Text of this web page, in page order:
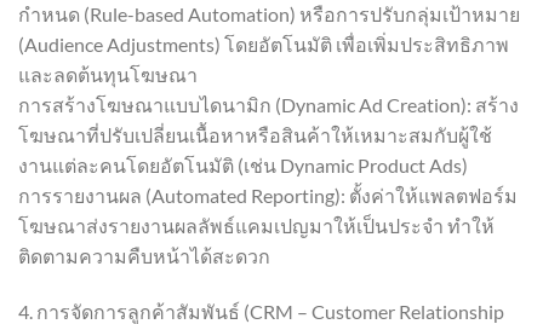
กำหนด (Rule-based Automation) หรือการปรับกลุ่มเป้าหมาย
(Audience Adjustments) โดยอัตโนมัติ เพื่อเพิ่มประสิทธิภาพ
และลดต้นทุนโฆษณา
การสร้างโฆษณาแบบไดนามิก (Dynamic Ad Creation): สร้าง
โฆษณาที่ปรับเปลี่ยนเนื้อหาหรือสินค้าให้เหมาะสมกับผู้ใช้
งานแต่ละคนโดยอัตโนมัติ (เช่น Dynamic Product Ads)
การรายงานผล (Automated Reporting): ตั้งค่าให้แพลตฟอร์ม
โฆษณาส่งรายงานผลลัพธ์แคมเปญมาให้เป็นประจำ ทำให้
ติดตามความคืบหน้าได้สะดวก
4. การจัดการลูกค้าสัมพันธ์ (CRM – Customer Relationship